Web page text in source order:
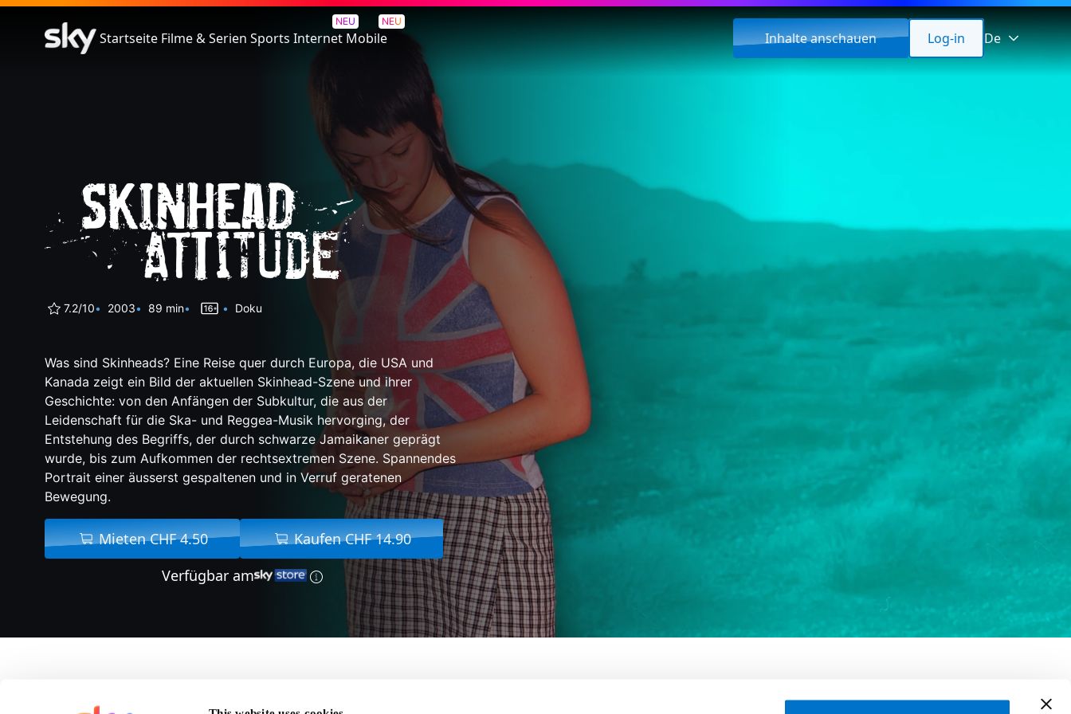
Startseite Filme & Serien Sports
NEU
Internet
NEU
Mobile Inhalte anschauen Log-in De
Skinhead Attitude
7.2/10 2003 89 min Doku
Was sind Skinheads? Eine Reise quer durch Europa, die USA und
Kanada zeigt ein Bild der aktuellen Skinhead-Szene und ihrer
Geschichte: von den Anfängen der Subkultur, die aus der
Leidenschaft für die Ska- und Reggea-Musik hervorging, der
Entstehung des Begriffs, der durch schwarze Jamaikaner geprägt
wurde, bis zum Aufkommen der rechtsextremen Szene. Spannendes
Portrait einer äusserst gespaltenen und in Verruf geratenen
Bewegung.
Mieten CHF 4.50
Kaufen CHF 14.90
Verfügbar am